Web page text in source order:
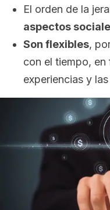
El orden de la
aspectos
Son flexibles,
con el tiempo,
experiencias y